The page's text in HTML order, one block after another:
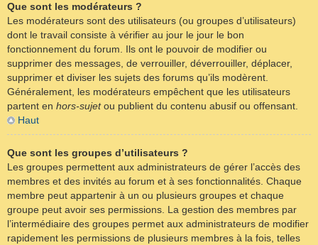
Que sont les modérateurs ?
Les modérateurs sont des utilisateurs (ou groupes d’utilisateurs)
dont le travail consiste à vérifier au jour le jour le bon
fonctionnement du forum. Ils ont le pouvoir de modifier ou
supprimer des messages, de verrouiller, déverrouiller, déplacer,
supprimer et diviser les sujets des forums qu’ils modèrent.
Généralement, les modérateurs empêchent que les utilisateurs
partent en hors-sujetou publient du contenu abusif ou offensant.
Haut
Que sont les groupes d’utilisateurs ?
Les groupes permettent aux administrateurs de gérer l’accès des
membres et des invités au forum et à ses fonctionnalités. Chaque
membre peut appartenir à un ou plusieurs groupes et chaque
groupe peut avoir ses permissions. La gestion des membres par
l’intermédiaire des groupes permet aux administrateurs de modifier
rapidement les permissions de plusieurs membres à la fois, telles